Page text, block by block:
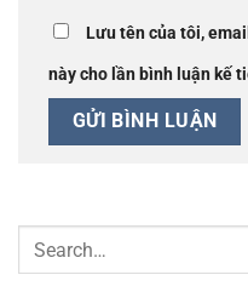
Lưu tên của tôi,
này cho lần bình luận kế